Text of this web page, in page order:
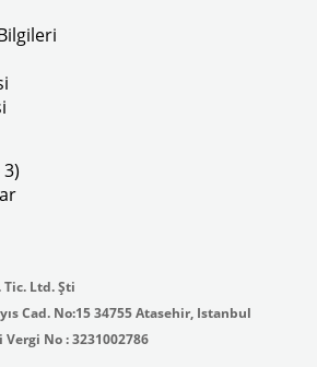
Ltd. Şti
Cad. No:15 34755 Atasehir, Istanbul
Vergi No : 3231002786